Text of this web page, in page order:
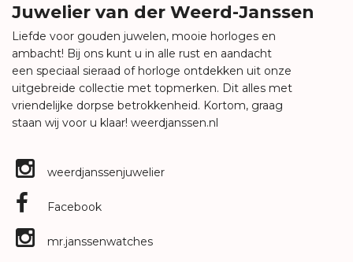
Juwelier van der Weerd-Janssen
Liefde voor gouden juwelen, mooie horloges en
ambacht! Bij ons kunt u in alle rust en aandacht
een speciaal sieraad of horloge ontdekken uit onze
uitgebreide collectie met topmerken. Dit alles met
vriendelijke dorpse betrokkenheid. Kortom, graag
staan wij voor u klaar! weerdjanssen.nl
weerdjanssenjuwelier
Facebook
mr.janssenwatches